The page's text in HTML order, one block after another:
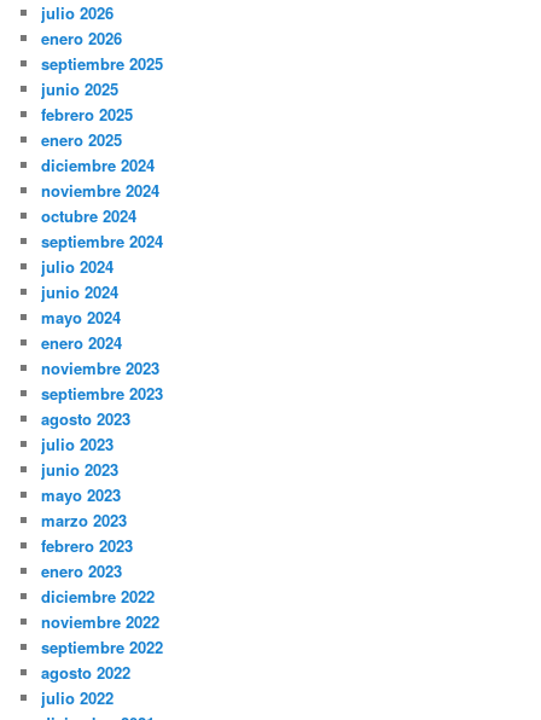
julio 2026
enero 2026
septiembre 2025
junio 2025
febrero 2025
enero 2025
diciembre 2024
noviembre 2024
octubre 2024
septiembre 2024
julio 2024
junio 2024
mayo 2024
enero 2024
noviembre 2023
septiembre 2023
agosto 2023
julio 2023
junio 2023
mayo 2023
marzo 2023
febrero 2023
enero 2023
diciembre 2022
noviembre 2022
septiembre 2022
agosto 2022
julio 2022